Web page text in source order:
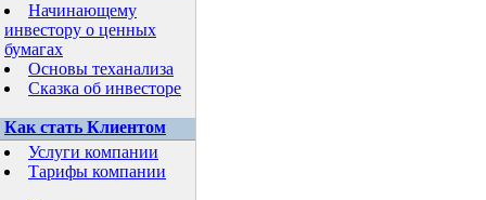
Начинающему
инвестору о ценных
бумагах
Основы теханализа
Сказка об инвесторе
Как стать Клиентом
Услуги компании
Тарифы компании